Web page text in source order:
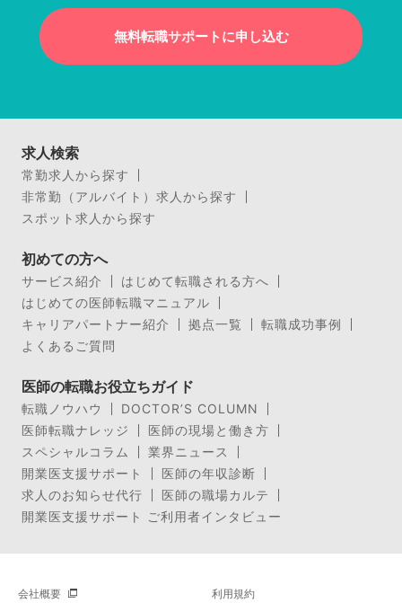
無料転職サポートに申し込む
求人検索
常勤求人から探す
非常勤（アルバイト）求人から探す
スポット求人から探す
初めての方へ
サービス紹介
はじめて転職される方へ
はじめての医師転職マニュアル
キャリアパートナー紹介
拠点一覧
転職成功事例
よくあるご質問
医師の転職お役立ちガイド
転職ノウハウ
DOCTOR’S COLUMN
医師転職ナレッジ
医師の現場と働き方
スペシャルコラム
業界ニュース
開業医支援サポート
医師の年収診断
求人のお知らせ代行
医師の職場カルテ
開業医支援サポート ご利用者インタビュー
会社概要 利用規約